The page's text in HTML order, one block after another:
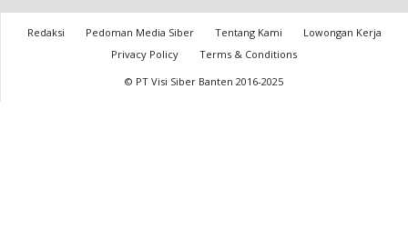
Redaksi Pedoman Media Siber Tentang Kami
Lowongan Kerja
Privacy Policy
Terms & Conditions
© PT Visi Siber Banten 2016-2025